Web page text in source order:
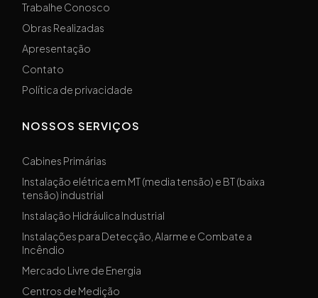
Trabalhe Conosco
Obras Realizadas
Apresentação
Contato
Política de privacidade
NOSSOS SERVIÇOS
Cabines Primárias
Instalação elétrica em MT (media tensão) e BT (baixa
tensão) industrial
Instalação Hidráulica Industrial
Instalações para Detecção, Alarme e Combate a
Incêndio
Mercado Livre de Energia
Centros de Medição